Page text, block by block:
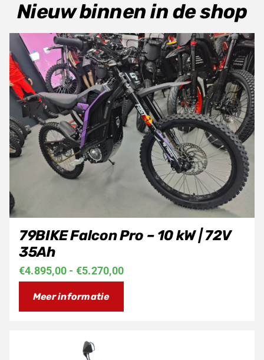
Nieuw binnen in de shop
€4.895,00 - €5.270,00Prijsklasse:
tot
79BIKE Falcon Pro – 10 kW | 72V
35Ah
Meer informatie